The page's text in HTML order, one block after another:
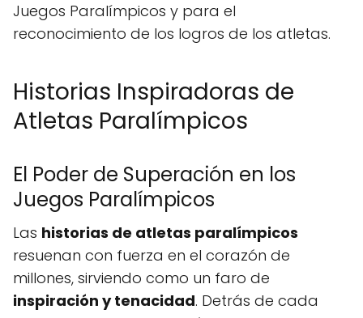
Juegos Paralímpicos y para el
reconocimiento de los logros de los atletas.
Historias Inspiradoras de
Atletas Paralímpicos
El Poder de Superación en los
Juegos Paralímpicos
Las historias de atletas paralímpicos
resuenan con fuerza en el corazón de
millones, sirviendo como un faro de
inspiración y tenacidad. Detrás de cada